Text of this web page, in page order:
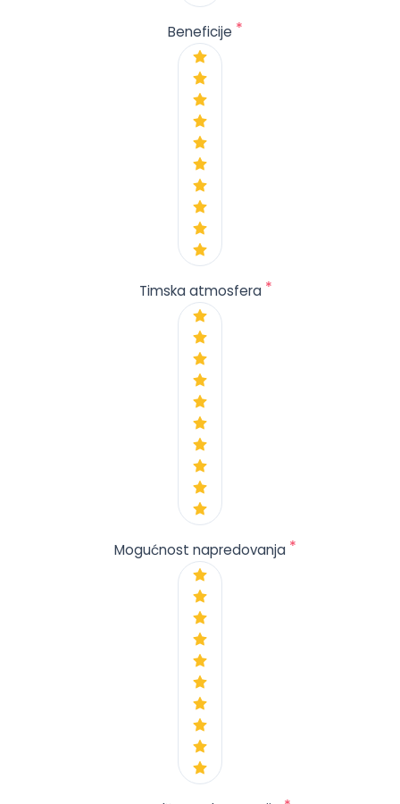
Beneficije *
Timska atmosfera *
Mogućnost napredovanja *